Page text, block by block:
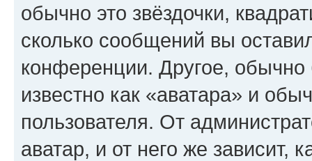
обычно это звёздочки,
сколько сообщений вы
конференции. Другое,
известно как «аватара» и
пользователя. От
аватар, и от него же зависит,